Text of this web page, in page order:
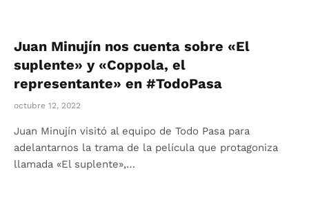
Juan Minujín nos cuenta sobre «El
suplente» y «Coppola, el
representante» en #TodoPasa
octubre 12, 2022
Juan Minujín visitó al equipo de Todo Pasa para
adelantarnos la trama de la película que protagoniza
llamada «El suplente»,…